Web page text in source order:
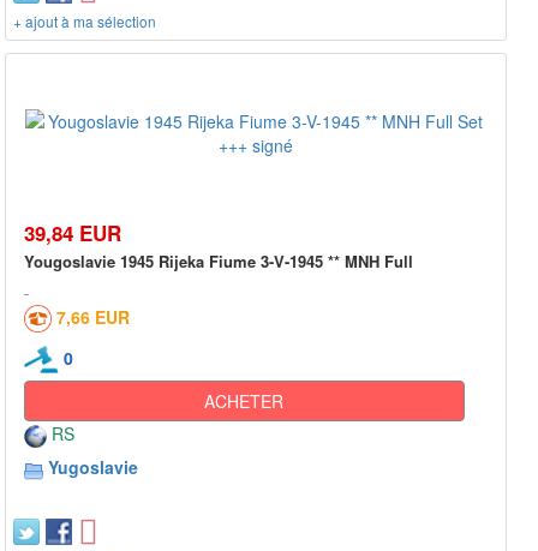
+ ajout à ma sélection
39,84 EUR
Yougoslavie 1945 Rijeka Fiume 3-V-1945 ** MNH Full
7,66 EUR
0
ACHETER
RS
Yugoslavie